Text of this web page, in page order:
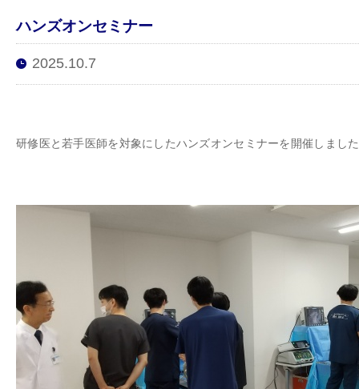
ハンズオンセミナー
2025.10.7
研修医と若手医師を対象にしたハンズオンセミナーを開催しまし